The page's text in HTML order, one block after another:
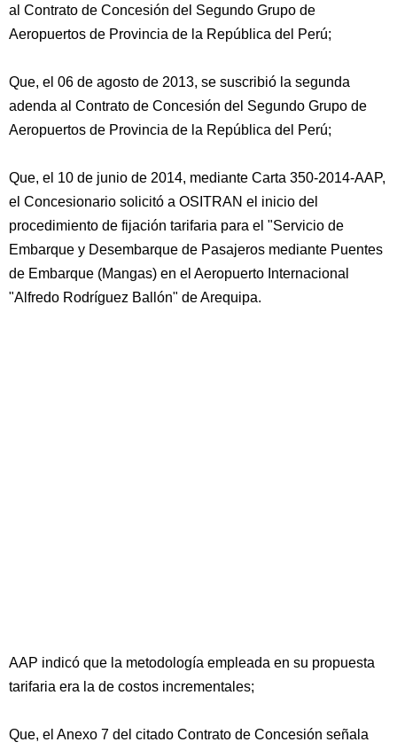
al Contrato de Concesión del Segundo Grupo de
Aeropuertos de Provincia de la República del Perú;
Que, el 06 de agosto de 2013, se suscribió la segunda
adenda al Contrato de Concesión del Segundo Grupo de
Aeropuertos de Provincia de la República del Perú;
Que, el 10 de junio de 2014, mediante Carta 350-2014-AAP,
el Concesionario solicitó a OSITRAN el inicio del
procedimiento de fijación tarifaria para el "Servicio de
Embarque y Desembarque de Pasajeros mediante Puentes
de Embarque (Mangas) en el Aeropuerto Internacional
"Alfredo Rodríguez Ballón" de Arequipa.
AAP indicó que la metodología empleada en su propuesta
tarifaria era la de costos incrementales;
Que, el Anexo 7 del citado Contrato de Concesión señala